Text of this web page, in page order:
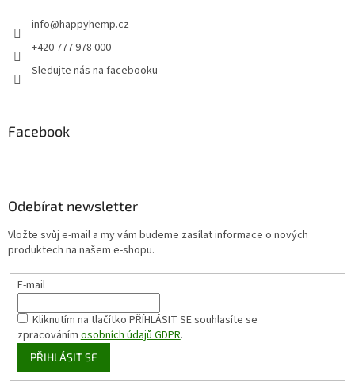
info@happyhemp.cz
+420 777 978 000
Sledujte nás na facebooku
Facebook
Odebírat newsletter
Vložte svůj e-mail a my vám budeme zasílat informace o nových
produktech na našem e-shopu.
E-mail
Kliknutím na tlačítko PŘÍHLÁSIT SEsouhlasíte se
zpracovánímosobních údajů GDPR.
PŘIHLÁSIT SE